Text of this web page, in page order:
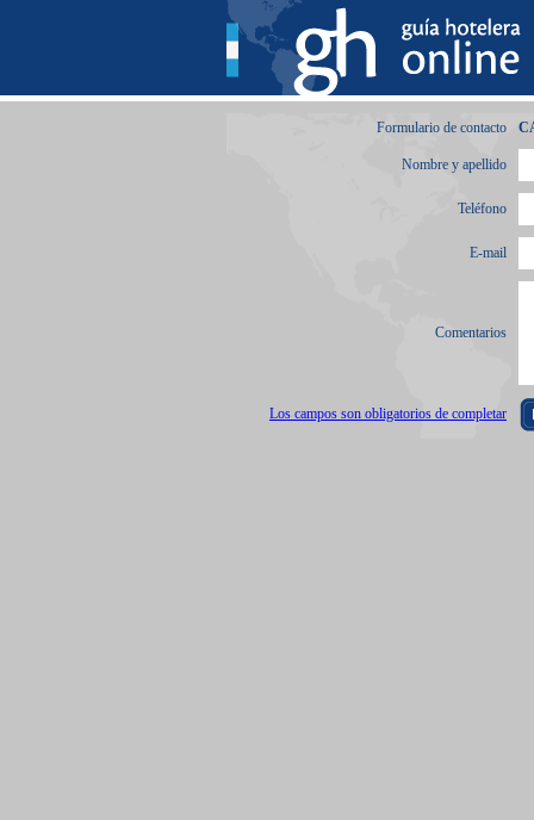
Formulario de contacto
Nombre y apellido
Teléfono
E-mail
Comentarios
Los campos son obligatorios de completar